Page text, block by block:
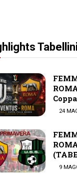
24
9